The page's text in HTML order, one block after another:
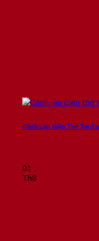
Cách Lập Điện Thờ Tại
01
Th8